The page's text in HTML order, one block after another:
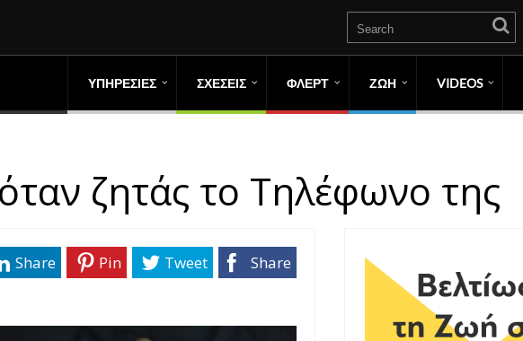
ΥΠΗΡΕΣΙΕΣ ΣΧΕΣΕΙΣ ΦΛΕΡΤ ΖΩΗ VIDEOS
ζητάς το Τηλέφωνο της
Share
Tweet
Pin
Share